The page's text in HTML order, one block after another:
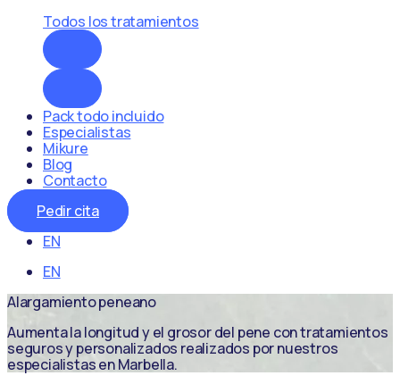
Todos los tratamientos
Pack todo incluido
Especialistas
Mikure
Blog
Contacto
Pedir cita
EN
EN
Alargamiento peneano
Aumenta la longitud y el grosor del pene con tratamientos
seguros y personalizados realizados por nuestros
especialistas en Marbella.